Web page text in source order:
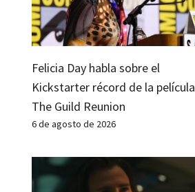
Felicia Day habla sobre el
Kickstarter récord de la película
The Guild Reunion
6 de agosto de 2026